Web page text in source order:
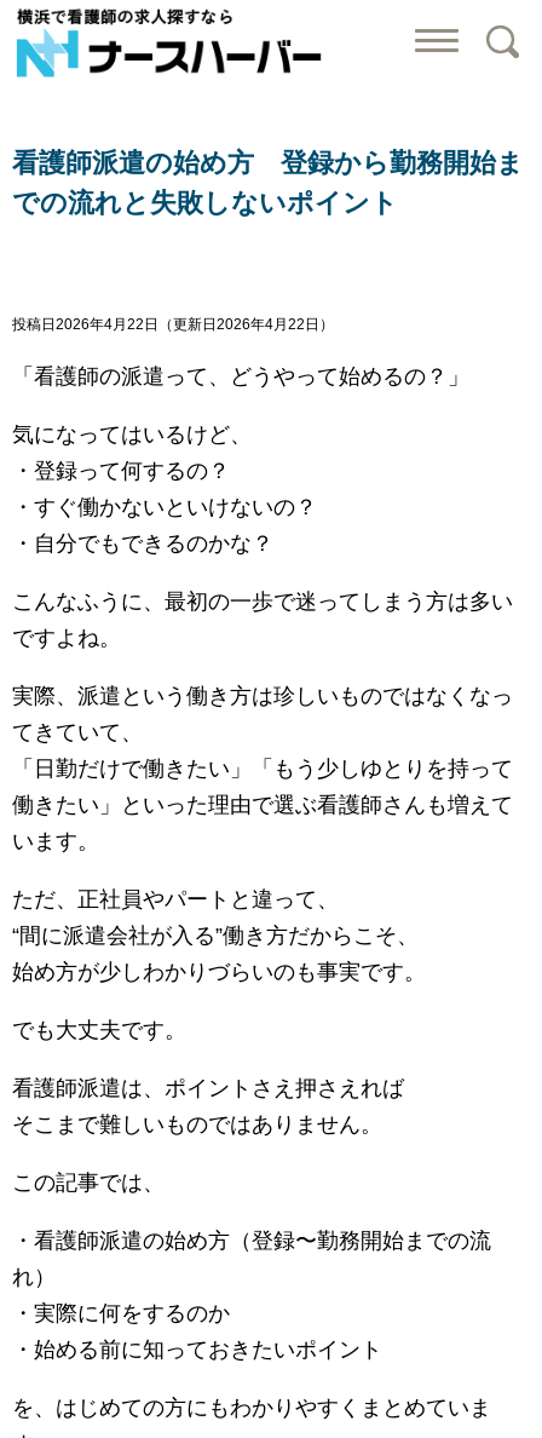
看護師派遣の始め方 登録から勤務開始ま
での流れと失敗しないポイント
投稿日2026年4月22日 （更新日2026年4月22日）
「看護師の派遣って、どうやって始めるの？」
気になってはいるけど、
・登録って何するの？
・すぐ働かないといけないの？
・自分でもできるのかな？
こんなふうに、最初の一歩で迷ってしまう方は多い
ですよね。
実際、派遣という働き方は珍しいものではなくなっ
てきていて、
「日勤だけで働きたい」「もう少しゆとりを持って
働きたい」といった理由で選ぶ看護師さんも増えて
います。
ただ、正社員やパートと違って、
“間に派遣会社が入る”働き方だからこそ、
始め方が少しわかりづらいのも事実です。
でも大丈夫です。
看護師派遣は、ポイントさえ押さえれば
そこまで難しいものではありません。
この記事では、
・看護師派遣の始め方（登録〜勤務開始までの流
れ）
・実際に何をするのか
・始める前に知っておきたいポイント
を、はじめての方にもわかりやすくまとめていま